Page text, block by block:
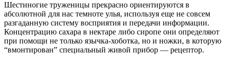
Шестиногие труженицы прекрасно ориентируются в
абсолютной для нас темноте улья, используя еще не совсем
разгаданную систему восприятия и передачи информации.
Концентрацию сахара в нектаре либо сиропе они определяют
при помощи не только язычка-хоботка, но и ножки, в которую
“вмонтирован” специальный живой прибор — рецептор.